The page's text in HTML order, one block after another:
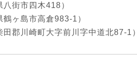
街市四木418）
ヶ島市高倉983-1）
郡川崎町大字前川字中道北87-1）